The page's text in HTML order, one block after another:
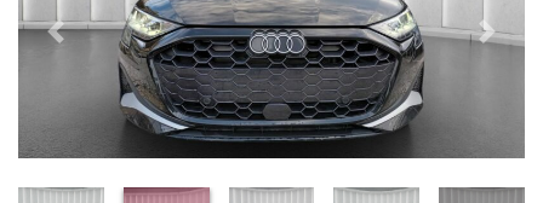
Prededente